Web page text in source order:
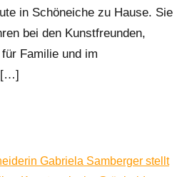
in Schöneiche zu Hause. Sie
bei den Kunstfreunden,
Familie und im
[…]